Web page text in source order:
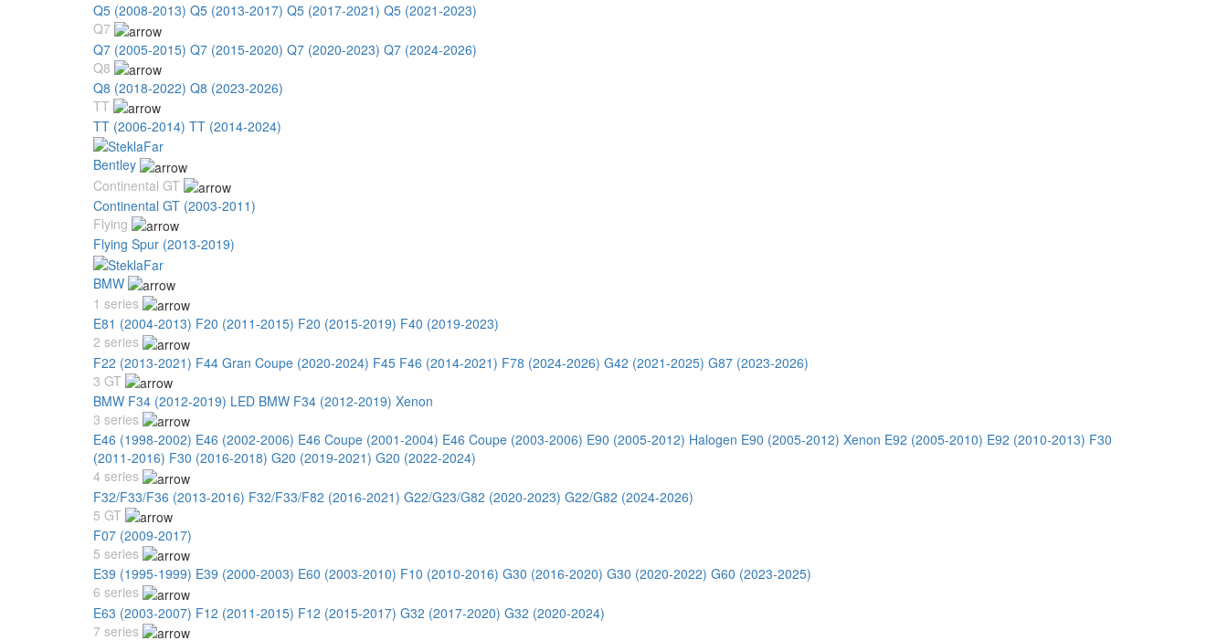
Q5 (2008-2013) Q5 (2013-2017) Q5 (2017-2021) Q5 (2021-2023)
Q7
Q7 (2005-2015) Q7 (2015-2020) Q7 (2020-2023) Q7 (2024-2026)
Q8
Q8 (2018-2022) Q8 (2023-2026)
TT
TT (2006-2014) TT (2014-2024)
Bentley
Continental GT
Continental GT (2003-2011)
Flying
Flying Spur (2013-2019)
BMW
1 series
E81 (2004-2013) F20 (2011-2015) F20 (2015-2019) F40 (2019-2023)
2 series
F22 (2013-2021) F44 Gran Coupe (2020-2024) F45 F46 (2014-2021) F78 (2024-2026) G42 (2021-2025) G87 (2023-2026)
3 GT
BMW F34 (2012-2019) LED BMW F34 (2012-2019) Xenon
3 series
E46 (1998-2002) E46 (2002-2006) E46 Coupe (2001-2004) E46 Coupe (2003-2006) E90 (2005-2012) Halogen E90 (2005-2012) Xenon E92 (2005-2010) E92 (2010-2013) F30
(2011-2016) F30 (2016-2018) G20 (2019-2021) G20 (2022-2024)
4 series
F32/F33/F36 (2013-2016) F32/F33/F82 (2016-2021) G22/G23/G82 (2020-2023) G22/G82 (2024-2026)
5 GT
F07 (2009-2017)
5 series
E39 (1995-1999) E39 (2000-2003) E60 (2003-2010) F10 (2010-2016) G30 (2016-2020) G30 (2020-2022) G60 (2023-2025)
6 series
E63 (2003-2007) F12 (2011-2015) F12 (2015-2017) G32 (2017-2020) G32 (2020-2024)
7 series